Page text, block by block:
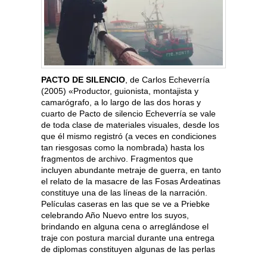
PACTO DE SILENCIO, de Carlos Echeverría
(2005) «Productor, guionista, montajista y
camarógrafo, a lo largo de las dos horas y
cuarto de Pacto de silencio Echeverría se vale
de toda clase de materiales visuales, desde los
que él mismo registró (a veces en condiciones
tan riesgosas como la nombrada) hasta los
fragmentos de archivo. Fragmentos que
incluyen abundante metraje de guerra, en tanto
el relato de la masacre de las Fosas Ardeatinas
constituye una de las líneas de la narración.
Películas caseras en las que se ve a Priebke
celebrando Año Nuevo entre los suyos,
brindando en alguna cena o arreglándose el
traje con postura marcial durante una entrega
de diplomas constituyen algunas de las perlas